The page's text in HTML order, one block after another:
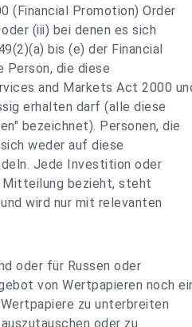
(Financial Promotion) Order
(iii) bei denen es sich
bis (e) der Financial
Person, die diese
and Markets Act 2000
erhalten darf (alle diese
bezeichnet). Personen, die
weder auf diese
Jede Investition oder
bezieht, steht
wird nur mit relevanten
oder für Russen oder
von Wertpapieren noch
zu unterbreiten
oder zu